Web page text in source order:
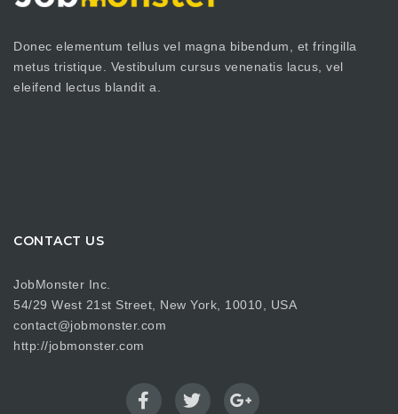
Donec elementum tellus vel magna bibendum, et fringilla
metus tristique. Vestibulum cursus venenatis lacus, vel
eleifend lectus blandit a.
CONTACT US
JobMonster Inc.
54/29 West 21st Street, New York, 10010, USA
contact@jobmonster.com
http://jobmonster.com